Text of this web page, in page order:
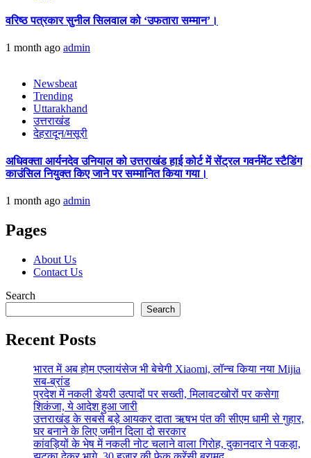
वरिष्ठ पत्रकार सुनील सिलवाल को ‘उफतारा सम्मान’।
1 month ago admin
Newsbeat
Trending
Uttarakhand
उत्तराखंड
देहरादून/मसूरी
अधिवक्ता आर्यनदेव उनियाल को उत्तराखंड हाई कोर्ट में सेंट्रल गवर्नमेंट स्टैडिंग
काउंसिल नियुक्त किए जाने पर सम्मानित किया गया।
1 month ago admin
Pages
About Us
Contact Us
Search
Search
Recent Posts
भारत में अब होम एप्लायंसेज भी बेचेगी Xiaomi, लॉन्च किया नया Mijia
सब-ब्रांड
प्रदेश में नकली डेयरी उत्पादों पर सख्ती, मिलावटखोरों पर कसेगा
शिकंजा, ये आदेश हुआ जारी
उत्तराखंड के सबसे बड़े आयकर दाता ऋषभ पंत की सीएम धामी से गुहार,
घर बनाने के लिए जमीन दिला दो सरकार
कांवड़ियों के भेष में नकली नोट चलाने वाला गिरोह, दुकानदार ने पकड़ा,